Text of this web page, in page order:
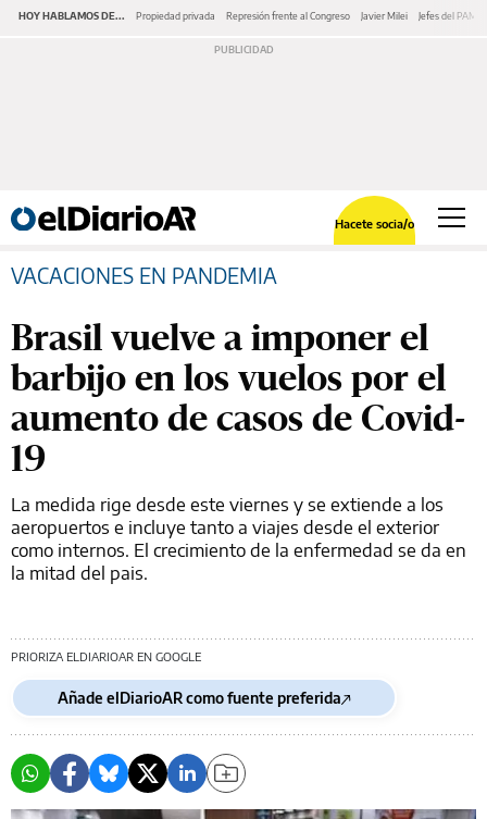
HOY HABLAMOS DE... Propiedad privada Represión frente al Congreso Javier Milei Jefes del PAMI
Hacete socia/o
VACACIONES EN PANDEMIA
Brasil vuelve a imponer el
barbijo en los vuelos por el
aumento de casos de Covid-
19
La medida rige desde este viernes y se extiende a los
aeropuertos e incluye tanto a viajes desde el exterior
como internos. El crecimiento de la enfermedad se da en
la mitad del pais.
PRIORIZA ELDIARIOAR EN GOOGLE
Añade elDiarioAR como fuente preferida